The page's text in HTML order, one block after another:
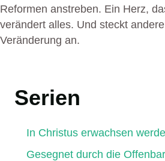
Reformen anstreben. Ein Herz,
verändert alles. Und steckt
Veränderung an.
Serien
In Christus erwachsen
Gesegnet durch die